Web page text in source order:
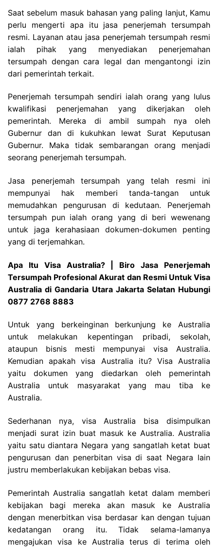
Saat sebelum masuk bahasan yang paling lanjut, Kamu
perlu mengerti apa itu jasa penerjemah tersumpah
resmi. Layanan atau jasa penerjemah tersumpah resmi
ialah pihak yang menyediakan penerjemahan
tersumpah dengan cara legal dan mengantongi izin
dari pemerintah terkait.
Penerjemah tersumpah sendiri ialah orang yang lulus
kwalifikasi penerjemahan yang dikerjakan oleh
pemerintah. Mereka di ambil sumpah nya oleh
Gubernur dan di kukuhkan lewat Surat Keputusan
Gubernur. Maka tidak sembarangan orang menjadi
seorang penerjemah tersumpah.
Jasa penerjemah tersumpah yang telah resmi ini
mempunyai hak memberi tanda-tangan untuk
memudahkan pengurusan di kedutaan. Penerjemah
tersumpah pun ialah orang yang di beri wewenang
untuk jaga kerahasiaan dokumen-dokumen penting
yang di terjemahkan.
Apa Itu Visa Australia? | Biro Jasa Penerjemah
Tersumpah Profesional Akurat dan Resmi Untuk Visa
Australia di Gandaria Utara Jakarta Selatan Hubungi
0877 2768 8883
Untuk yang berkeinginan berkunjung ke Australia
untuk melakukan kepentingan pribadi, sekolah,
ataupun bisnis mesti mempunyai visa Australia.
Kemudian apakah visa Australia itu? Visa Australia
yaitu dokumen yang diedarkan oleh pemerintah
Australia untuk masyarakat yang mau tiba ke
Australia.
Sederhanan nya, visa Australia bisa disimpulkan
menjadi surat izin buat masuk ke Australia. Australia
yaitu satu diantara Negara yang sangatlah ketat buat
pengurusan dan penerbitan visa di saat Negara lain
justru memberlakukan kebijakan bebas visa.
Pemerintah Australia sangatlah ketat dalam memberi
kebijakan bagi mereka akan masuk ke Australia
dengan menerbitkan visa berdasar kan dengan tujuan
kedatangan orang itu. Tidak selama-lamanya
mengajukan visa ke Australia terus di terima oleh